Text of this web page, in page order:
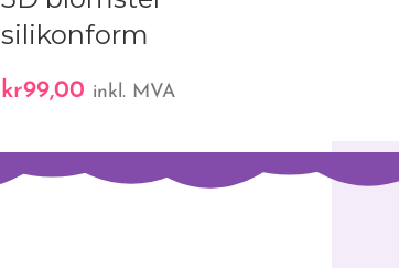
silikonform
kr99,00 inkl. MVA